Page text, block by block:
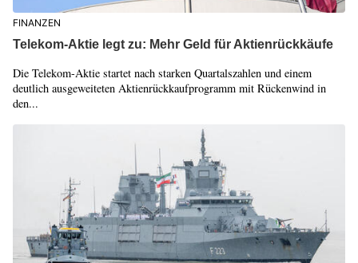
FINANZEN
Telekom-Aktie legt zu: Mehr Geld für Aktienrückkäufe
Die Telekom-Aktie startet nach starken Quartalszahlen und einem
deutlich ausgeweiteten Aktienrückkaufprogramm mit Rückenwind in
den...